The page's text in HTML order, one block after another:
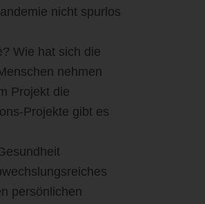
nicht spurlos
Wie hat sich die
nehmen
Projekt die
Projekte gibt es
persönlichen